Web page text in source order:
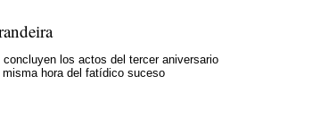
los actos del tercer aniversario
hora del fatídico suceso